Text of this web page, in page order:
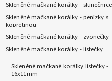
Skleněné mačkané korálky - slunečnice
Skleněné mačkané korálky - penízky s
kopretinou
Skleněné mačkané korálky - zvonečky
Skleněné mačkané korálky - lístečky
Skleněné mačkané korálky lístečky -
16x11mm